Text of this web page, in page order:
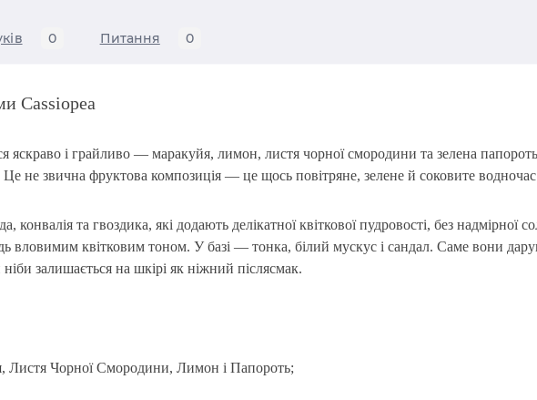
0 Питання 0
Cassiopea
яскраво і грайливо — маракуйя, лимон, листя чорної смородини та зелена папороть
не звична фруктова композиція — це щось повітряне, зелене й соковите
конвалія та гвоздика, які додають делікатної квіткової пудровості, без надмірної
вловимим квітковим тоном. У базі — тонка, білий мускус і сандал. Саме вони
залишається на шкірі як ніжний післясмак.
Листя Чорної Смородини, Лимон і Папороть;